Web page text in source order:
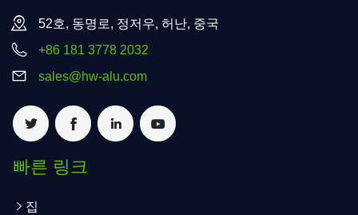
52호, 동명로, 정저우, 허난, 중국
+86 181 3778 2032
sales@hw-alu.com
빠른 링크
집